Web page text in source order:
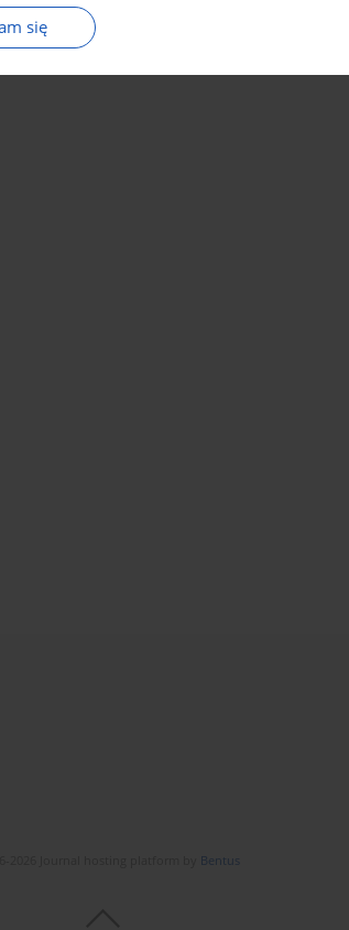
się
Bentus